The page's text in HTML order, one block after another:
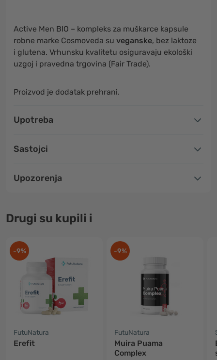
Active Men BIO – kompleks za muškarce kapsule
robne marke Cosmoveda su veganske, bez laktoze
i glutena. Vrhunsku kvalitetu osiguravaju ekološki
uzgoj i pravedna trgovina (Fair Trade).
Proizvod je dodatak prehrani.
Upotreba
Sastojci
Upozorenja
Drugi su kupili i
-9%
FutuNatura
Erefit
-9%
FutuNatura
Muira Puama
Complex